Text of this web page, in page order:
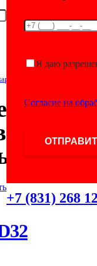
Я даю
Согласие на
+7 (831) 268